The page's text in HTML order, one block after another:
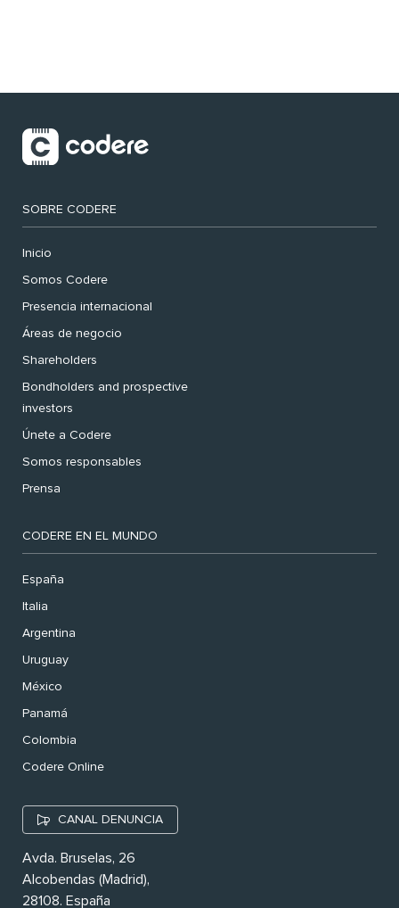
SOBRE CODERE
Inicio
Somos Codere
Presencia internacional
Áreas de negocio
Shareholders
Bondholders and prospective
investors
Únete a Codere
Somos responsables
Prensa
CODERE EN EL MUNDO
España
Italia
Argentina
Uruguay
México
Panamá
Colombia
Codere Online
CANAL DENUNCIA
Avda. Bruselas, 26
Alcobendas (Madrid),
28108. España